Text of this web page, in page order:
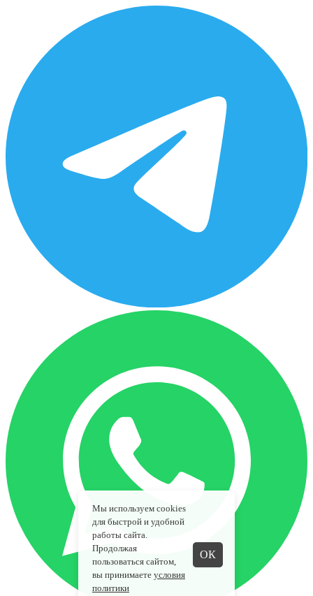
Мы используем cookies
для быстрой и удобной
работы сайта.
Продолжая
пользоваться сайтом,
вы принимаете условия
политики
ОК